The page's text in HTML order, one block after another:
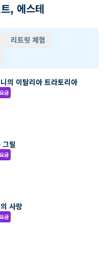
, 에스테
리트릿 체험
의 이탈리아 트라토리아
금
릴
금
사랑
금